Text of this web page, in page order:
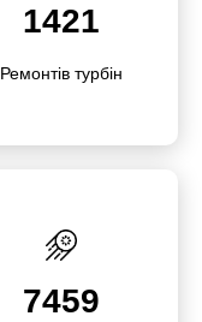
1421
Ремонтів турбін
7459